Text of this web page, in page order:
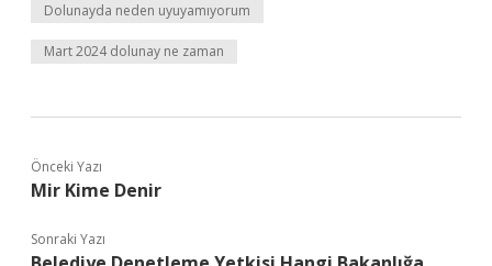
Dolunayda neden uyuyamıyorum
Mart 2024 dolunay ne zaman
Önceki Yazı
Mir Kime Denir
Sonraki Yazı